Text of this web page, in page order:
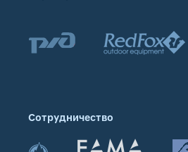
Сотрудничество